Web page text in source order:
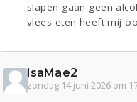
slapen gaan geen
vlees eten heeft mij
IsaMae2
zondag 14 juni 2026 om